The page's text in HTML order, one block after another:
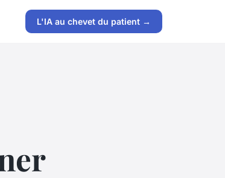
L'IA au chevet du patient →